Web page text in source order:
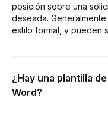
posición sobre una
deseada.
estilo formal, y pueden
¿Hay una plantilla
Word?